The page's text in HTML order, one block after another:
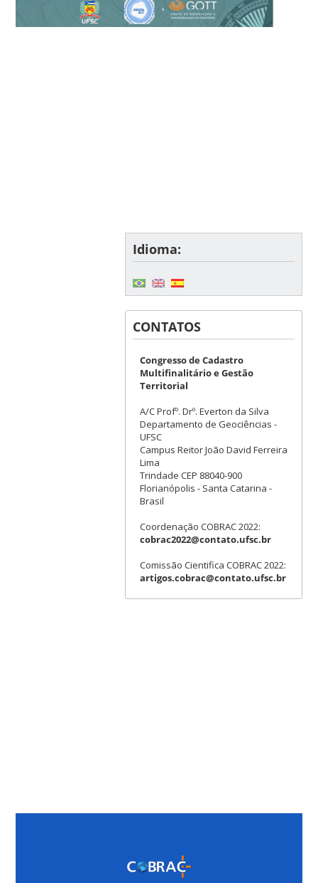
Idioma:
CONTATOS
Congresso de Cadastro
Multifinalitário e Gestão
Territorial
A/C Profº. Drº. Everton da Silva
Departamento de Geociências -
UFSC
Campus Reitor João David Ferreira
Lima
Trindade CEP 88040-900
Florianópolis - Santa Catarina -
Brasil
Coordenação COBRAC 2022:
cobrac2022@contato.ufsc.br
Comissão Cientifica COBRAC 2022:
artigos.cobrac@contato.ufsc.br